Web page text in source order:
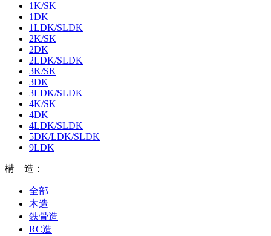
1K/SK
1DK
1LDK/SLDK
2K/SK
2DK
2LDK/SLDK
3K/SK
3DK
3LDK/SLDK
4K/SK
4DK
4LDK/SLDK
5DK/LDK/SLDK
9LDK
構 造：
全部
木造
鉄骨造
RC造